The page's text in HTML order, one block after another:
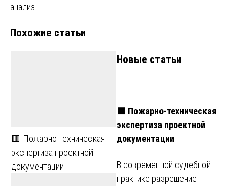
записям
анализ
Похожие статьи
🟥 Пожарно-техническая
экспертиза проектной
документации
Новые статьи
🟥 Пожарно-техническая
экспертиза проектной
документации
В современной судебной
практике разрешение